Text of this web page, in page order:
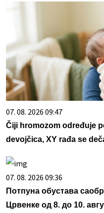
07. 08. 2026 09:47
Čiji hromozom određuje
devojčica, XY rađa se
07. 08. 2026 09:36
Потпуна обустава
Црвенке од 8. до 10.